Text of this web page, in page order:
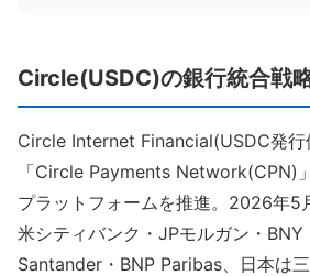
Circle(USDC)の銀行統合戦
Circle Internet Financial(USDC発
「Circle Payments Network(CPN)
プラットフォームを推進。2026年5
米シティバンク・JPモルガン・
Santander・BNP Paribas、日本は